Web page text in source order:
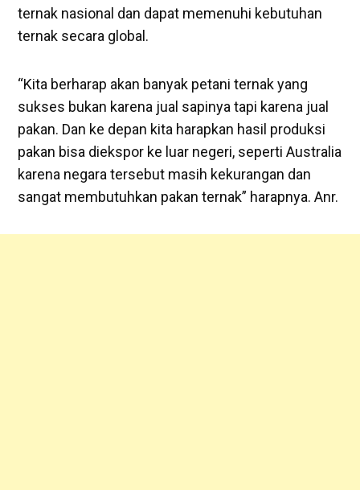
ternak nasional dan dapat memenuhi kebutuhan
ternak secara global.
“Kita berharap akan banyak petani ternak yang
sukses bukan karena jual sapinya tapi karena jual
pakan. Dan ke depan kita harapkan hasil produksi
pakan bisa diekspor ke luar negeri, seperti Australia
karena negara tersebut masih kekurangan dan
sangat membutuhkan pakan ternak” harapnya. Anr.